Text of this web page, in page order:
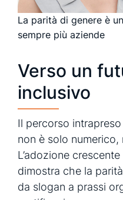
La parità di genere è
sempre più aziende
Verso un
inclusivo
Il percorso
non è solo numerico,
L’adozione
dimostra che la
da slogan a prassi